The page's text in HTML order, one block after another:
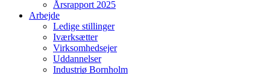
Årsrapport 2025
Arbejde
Ledige stillinger
Iværksætter
Virksomhedsejer
Uddannelser
Industriø Bornholm